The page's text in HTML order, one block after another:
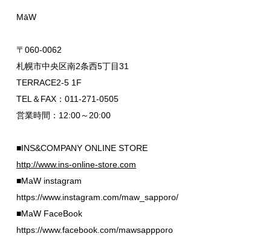
MāW
〒060-0062
札幌市中央区南2条西5丁目31
TERRACE2-5 1F
TEL＆FAX：011-271-0505
営業時間：12:00～20:00
■INS&COMPANY ONLINE STORE
http://www.ins-online-store.com
■MaW instagram
https://www.instagram.com/maw_sapporo/
■MaW FaceBook
https://www.facebook.com/mawsappporo